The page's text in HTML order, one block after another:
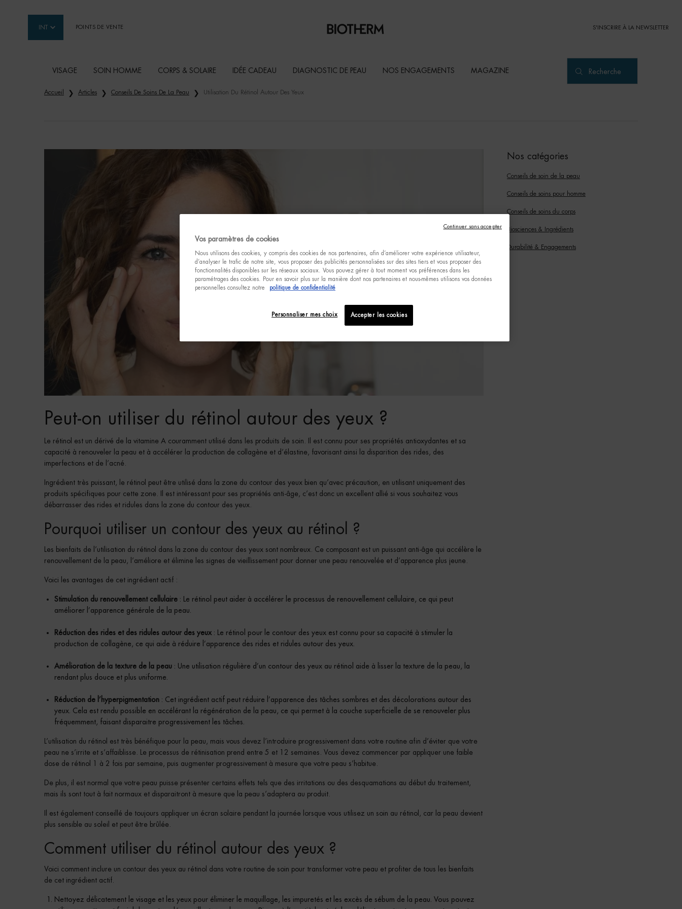
INT POINTS DE VENTE S'INSCRIRE À LA NEWSLETTER
VISAGE SOIN HOMME CORPS & SOLAIRE IDÉE CADEAU DIAGNOSTIC DE PEAU NOS ENGAGEMENTS MAGAZINE Recherche
Contenu principal
Accueil Articles Conseils De Soins De La Peau Utilisation Du Rétinol Autour Des Yeux
Peut-on utiliser du rétinol autour des yeux ?
Le rétinol est un dérivé de la vitamine A couramment utilisé dans les produits de soin. Il est connu pour ses propriétés antioxydantes et sa
capacité à renouveler la peau et à accélérer la production de collagène et d’élastine, favorisant ainsi la disparition des rides, des
imperfections et de l’acné.
Ingrédient très puissant, le rétinol peut être utilisé dans la zone du contour des yeux bien qu’avec précaution, en utilisant uniquement des
produits spécifiques pour cette zone. Il est intéressant pour ses propriétés anti-âge, c’est donc un excellent allié si vous souhaitez vous
débarrasser des rides et ridules dans la zone du contour des yeux.
Pourquoi utiliser un contour des yeux au rétinol ?
Les bienfaits de l’utilisation du rétinol dans la zone du contour des yeux sont nombreux. Ce composant est un puissant anti-âge qui accélère le
renouvellement de la peau, l’améliore et élimine les signes de vieillissement pour donner une peau renouvelée et d’apparence plus jeune.
Voici les avantages de cet ingrédient actif :
Stimulation du renouvellement cellulaire : Le rétinol peut aider à accélérer le processus de renouvellement cellulaire, ce qui peut
améliorer l’apparence générale de la peau.
Réduction des rides et des ridules autour des yeux : Le rétinol pour le contour des yeux est connu pour sa capacité à stimuler la
production de collagène, ce qui aide à réduire l’apparence des rides et ridules autour des yeux.
Amélioration de la texture de la peau : Une utilisation régulière d’un contour des yeux au rétinol aide à lisser la texture de la peau, la
rendant plus douce et plus uniforme.
Réduction de l’hyperpigmentation : Cet ingrédient actif peut réduire l’apparence des tâches sombres et des décolorations autour des
yeux. Cela est rendu possible en accélérant la régénération de la peau, ce qui permet à la couche superficielle de se renouveler plus
fréquemment, faisant disparaitre progressivement les tâches.
L’utilisation du rétinol est très bénéfique pour la peau, mais vous devez l’introduire progressivement dans votre routine afin d’éviter que votre
peau ne s’irrite et s’affaiblisse. Le processus de rétinisation prend entre 5 et 12 semaines. Vous devez commencer par appliquer une faible
dose de rétinol 1 à 2 fois par semaine, puis augmenter progressivement à mesure que votre peau s’habitue.
De plus, il est normal que votre peau puisse présenter certains effets tels que des irritations ou des desquamations au début du traitement,
mais ils sont tout à fait normaux et disparaitront à mesure que la peau s’adaptera au produit.
Il est également conseillé de toujours appliquer un écran solaire pendant la journée lorsque vous utilisez un soin au rétinol, car la peau devient
plus sensible au soleil et peut être brûlée.
Comment utiliser du rétinol autour des yeux ?
Voici comment inclure un contour des yeux au rétinol dans votre routine de soin pour transformer votre peau et profiter de tous les bienfaits
de cet ingrédient actif.
Nettoyez délicatement le visage et les yeux pour éliminer le maquillage, les impuretés et les excès de sébum de la peau. Vous pouvez
Nos catégories
Conseils de soin de la peau
Conseils de soins pour homme
Conseils de soins du corps
Biosciences & Ingrédients
Durabilité & Engagements
Vos paramètres de cookies
Nous utilisons des cookies, y compris des cookies de nos partenaires, afin d’améliorer votre expérience utilisateur,
d’analyser le trafic de notre site, vous proposer des publicités personnalisées sur des sites tiers et vous proposer des
fonctionnalités disponibles sur les réseaux sociaux. Vous pouvez gérer à tout moment vos préférences dans les
paramétrages des cookies. Pour en savoir plus sur la manière dont nos partenaires et nous-mêmes utilisons vos données
personnelles consultez notre
politique de confidentialité
Accepter les cookies
Personnaliser mes choix
Continuer sans accepter